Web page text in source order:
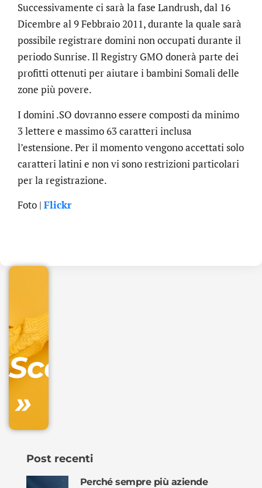
Successivamente ci sarà la fase Landrush, dal 16
Dicembre al 9 Febbraio 2011, durante la quale sarà
possibile registrare domini non occupati durante il
periodo Sunrise. Il Registry GMO donerà parte dei
profitti ottenuti per aiutare i bambini Somali delle
zone più povere.
I domini .SO dovranno essere composti da minimo
3 lettere e massimo 63 caratteri inclusa
l’estensione. Per il momento vengono accettati solo
caratteri latini e non vi sono restrizioni particolari
per la registrazione.
Foto | Flickr
Scopri
»
Post recenti
Perché sempre più aziende